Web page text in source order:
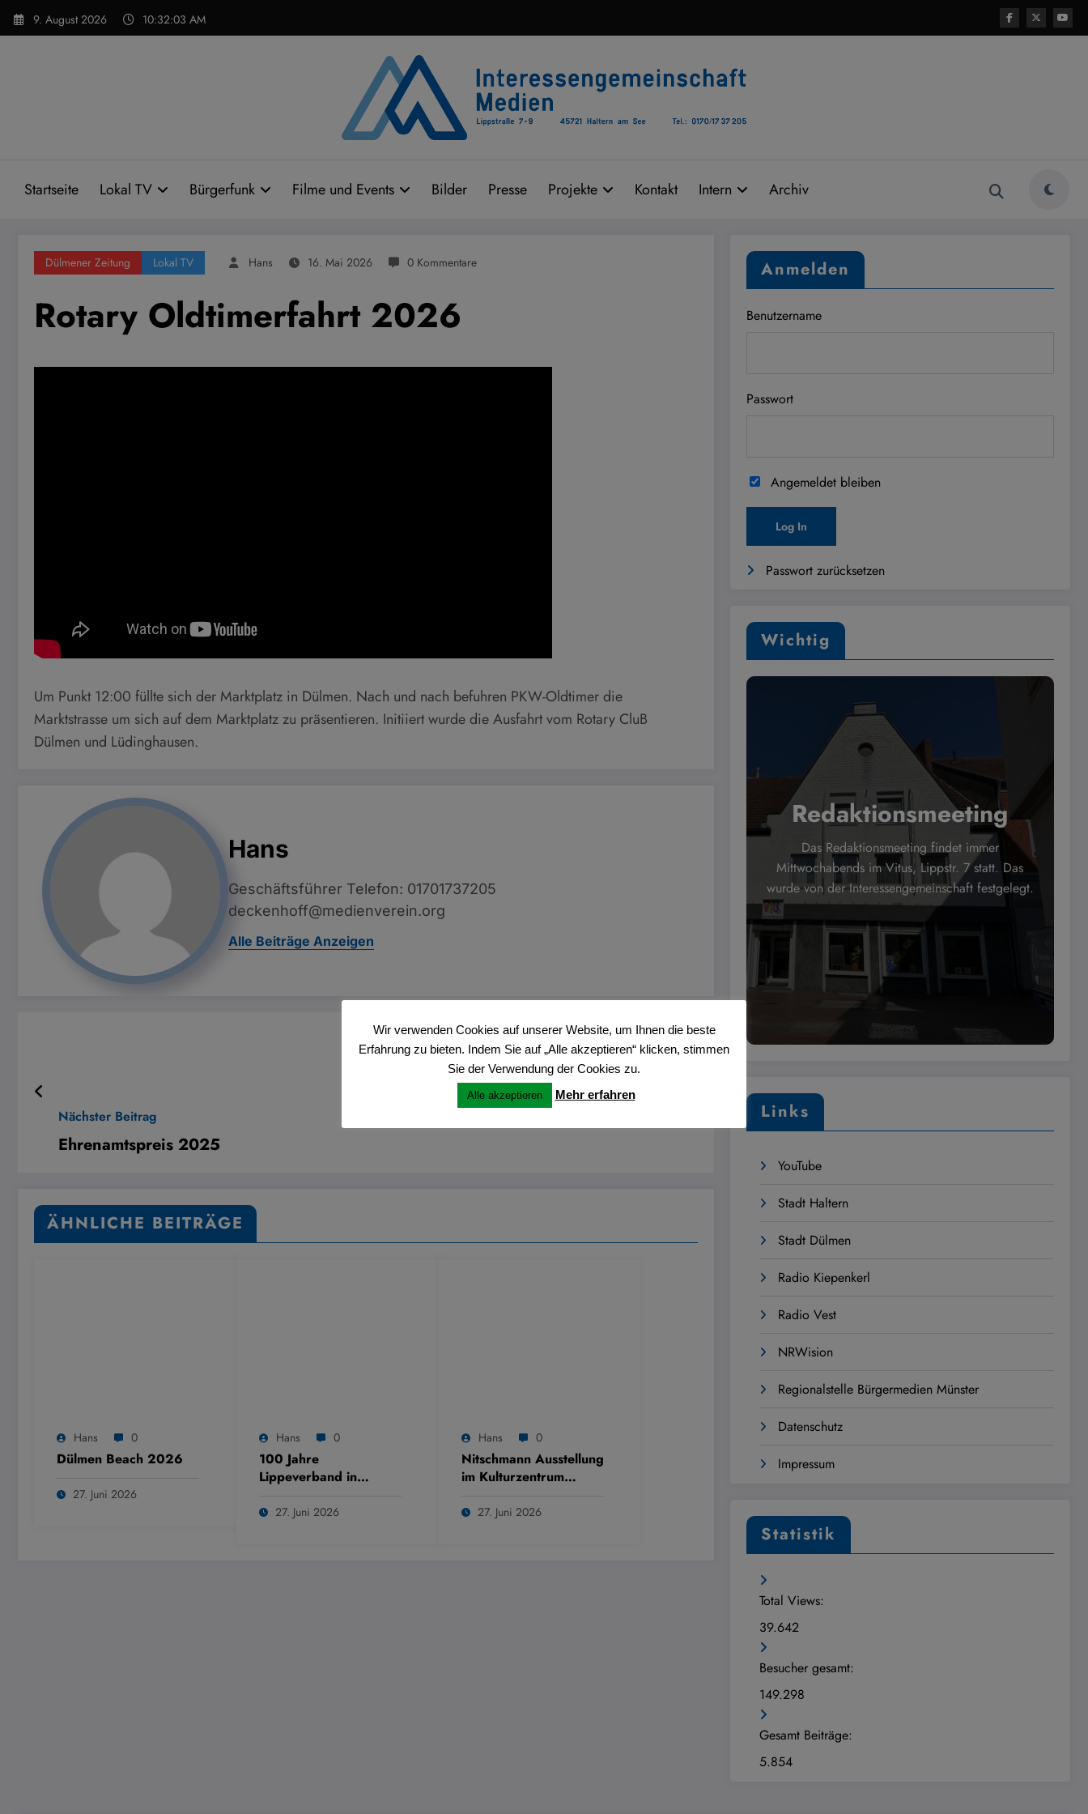
Zum
Inhalt
9. August 2026 10:32:04 AM
Startseite Lokal TV Bürgerfunk Filme und Events Bilder Presse Projekte Kontakt Intern Archiv
Dülmener Zeitung Lokal TV Hans 16. Mai 2026 0 Kommentare
Rotary Oldtimerfahrt 2026
Um Punkt 12:00 füllte sich der Marktplatz in Dülmen. Nach und nach befuhren PKW-Oldtimer die
Marktstrasse um sich auf dem Marktplatz zu präsentieren. Initiiert wurde die Ausfahrt vom Rotary CluB
Dülmen und Lüdinghausen.
Hans
Geschäftsführer Telefon: 01701737205
deckenhoff@medienverein.org
Alle Beiträge Anzeigen
Vorheriger Beitrag
Abendmarkt 2026 in Dülmen
Nächster Beitrag
Ehrenamtspreis 2025
ÄHNLICHE BEITRÄGE
Hans 0
Dülmen Beach 2026
27. Juni 2026
Hans 0
100 Jahre
Lippeverband in
27. Juni 2026
Hans 0
Nitschmann Ausstellung
im Kulturzentrum
27. Juni 2026
Anmelden
Benutzername
Passwort
Angemeldet bleiben
Passwort zurücksetzen
Wichtig
Redaktionsmeeting
Das Redaktionsmeeting findet immer
Mittwochabends im Vitus, Lippstr. 7 statt. Das
wurde von der Interessengemeinschaft festgelegt.
Links
YouTube
Stadt Haltern
Stadt Dülmen
Radio Kiepenkerl
Radio Vest
NRWision
Regionalstelle Bürgermedien Münster
Datenschutz
Impressum
Statistik
Total Views:
39.642
Besucher gesamt:
149.298
Gesamt Beiträge:
5.854
Wir verwenden Cookies auf unserer Website, um Ihnen die beste
Erfahrung zu bieten. Indem Sie auf „Alle akzeptieren“ klicken, stimmen
Sie der Verwendung der Cookies zu.
Alle akzeptieren Mehr erfahren